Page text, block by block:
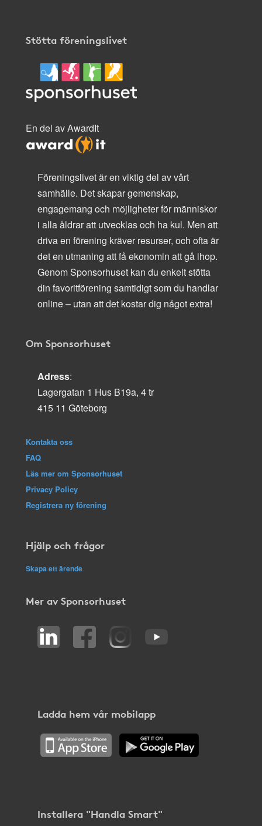
Stötta föreningslivet
En del av AwardIt
Föreningslivet är en viktig del av vårt
samhälle. Det skapar gemenskap,
engagemang och möjligheter för människor
i alla åldrar att utvecklas och ha kul. Men att
driva en förening kräver resurser, och ofta är
det en utmaning att få ekonomin att gå ihop.
Genom Sponsorhuset kan du enkelt stötta
din favoritförening samtidigt som du handlar
online – utan att det kostar dig något extra!
Om Sponsorhuset
Adress:
Lagergatan 1 Hus B19a, 4 tr
415 11 Göteborg
Kontakta oss
FAQ
Läs mer om Sponsorhuset
Privacy Policy
Registrera ny förening
Hjälp och frågor
Skapa ett ärende
Mer av Sponsorhuset
Ladda hem vår mobilapp
Installera "Handla Smart"